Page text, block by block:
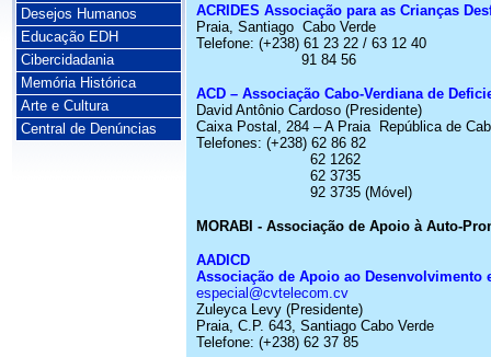
Desejos Humanos
Educação EDH
Cibercidadania
Memória Histórica
Arte e Cultura
Central de Denúncias
ACRIDES Associação para as Crianças
Praia, Santiago Cabo Verde
Telefone: (+238) 61 23 22 / 63 12 40
91 84 56
ACD – Associação Cabo-Verdianade
David Antônio Cardoso (Presidente)
Caixa Postal, 284 – A Praia
República de
Telefones: (+238) 62 86 82
62 1262
62 3735
92 3735 (Móvel)
MORABI - Associação de Apoio à Auto-
AADICD
Associação de Apoio ao Desenvolvimento
especial@cvtelecom.cv
Zuleyca Levy (Presidente)
Praia, C.P. 643, Santiago Cabo Verde
Telefone: (+238) 62 37 85